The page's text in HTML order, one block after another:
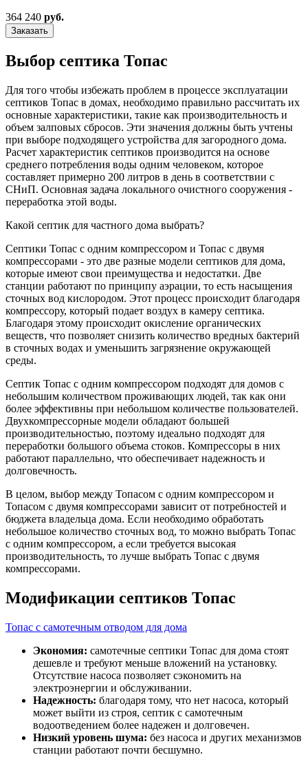
364 240 руб.
Заказать
Выбор септика Топас
Для того чтобы избежать проблем в процессе эксплуатации
септиков Топас в домах, необходимо правильно рассчитать их
основные характеристики, такие как производительность и
объем залповых сбросов. Эти значения должны быть учтены
при выборе подходящего устройства для загородного дома.
Расчет характеристик септиков производится на основе
среднего потребления воды одним человеком, которое
составляет примерно 200 литров в день в соответствии с
СНиП. Основная задача локального очистного сооружения -
переработка этой воды.
Какой септик для частного дома выбрать?
Септики Топас с одним компрессором и Топас с двумя
компрессорами - это две разные модели септиков для дома,
которые имеют свои преимущества и недостатки. Две
станции работают по принципу аэрации, то есть насыщения
сточных вод кислородом. Этот процесс происходит благодаря
компрессору, который подает воздух в камеру септика.
Благодаря этому происходит окисление органических
веществ, что позволяет снизить количество вредных бактерий
в сточных водах и уменьшить загрязнение окружающей
среды.
Септик Топас с одним компрессором подходят для домов с
небольшим количеством проживающих людей, так как они
более эффективны при небольшом количестве пользователей.
Двухкомпрессорные модели обладают большей
производительностью, поэтому идеально подходят для
переработки большого объема стоков. Компрессоры в них
работают параллельно, что обеспечивает надежность и
долговечность.
В целом, выбор между Топасом с одним компрессором и
Топасом с двумя компрессорами зависит от потребностей и
бюджета владельца дома. Если необходимо обработать
небольшое количество сточных вод, то можно выбрать Топас
с одним компрессором, а если требуется высокая
производительность, то лучше выбрать Топас с двумя
компрессорами.
Модификации септиков Топас
Топас с самотечным отводом для дома
Экономия: самотечные септики Топас для дома стоят
дешевле и требуют меньше вложений на установку.
Отсутствие насоса позволяет сэкономить на
электроэнергии и обслуживании.
Надежность: благодаря тому, что нет насоса, который
может выйти из строя, септик с самотечным
водоотведением более надежен и долговечен.
Низкий уровень шума: без насоса и других механизмов
станции работают почти бесшумно.